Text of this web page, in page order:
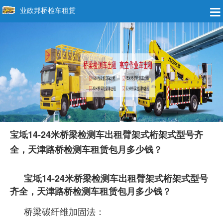
业政邦桥检车租赁
宝坻14-24米桥梁检测车出租臂架式桁架式型号齐
全，天津路桥检测车租赁包月多少钱？
宝坻14-24米桥梁检测车出租臂架式桁架式型号
齐全，天津路桥检测车租赁包月多少钱？
桥梁碳纤维加固法：